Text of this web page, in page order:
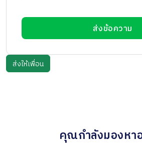
ส่งข้อความ
คุณกำลังมองหาอ